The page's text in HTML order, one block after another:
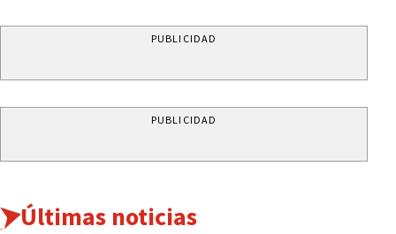
PUBLICIDAD
PUBLICIDAD
Últimas noticias